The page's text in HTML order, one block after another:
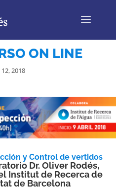
ON LINE
2018
y Control de vertidos
Dr. Oliver Rodés,
Institut de Recerca de
de Barcelona